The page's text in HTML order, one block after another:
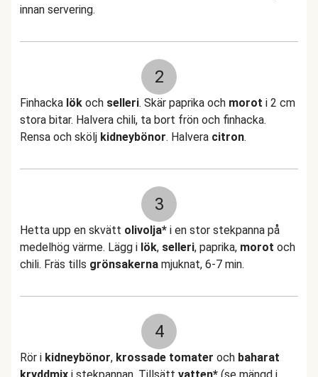
innan servering.
2
Finhacka lök och selleri. Skär paprika och morot i 2 cm
stora bitar. Halvera chili, ta bort frön och finhacka.
Rensa och skölj kidneybönor. Halvera citron.
3
Hetta upp en skvätt olivolja* i en stor stekpanna på
medelhög värme. Lägg i lök, selleri, paprika, morot och
chili. Fräs tills grönsakerna mjuknat, 6-7 min.
4
Rör i kidneybönor, krossade tomater och baharat